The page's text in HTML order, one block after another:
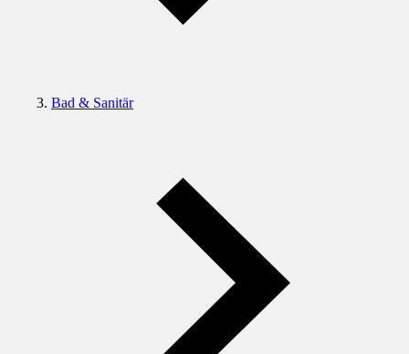
Bad & Sanitär